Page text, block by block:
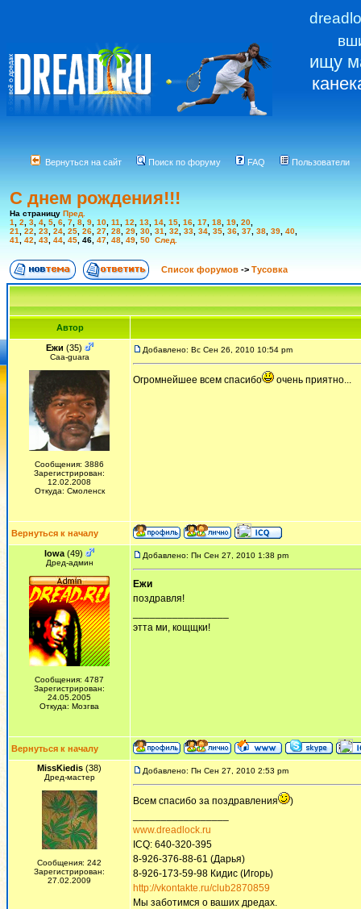
ищу
Вернуться на сайт Поиск по форуму FAQ Пользователи
С днем рождения!!!
На страницу Пред.
1
2 3 4 5 6 7 8 9 10 11 12 13 14 15 16 17 18 19 20
21
22 23 24 25 26 27 28 29 30 31 32 33 34 35 36 37 38 39 40
41
42 43 44 45 46 47 48 49 50 След.
Список форумов -> Тусовка
Автор
Ежи (35)
Сaa-guara
Сообщения: 3886
Зарегистрирован:
12.02.2008
Откуда: Смоленск
Добавлено: Вс Сен 26, 2010 10:54 pm
Огромнейшее всем спасибо очень приятно...
Вернуться к началу
Iowa (49)
Дред-админ
Сообщения: 4787
Зарегистрирован:
24.05.2005
Откуда: Мозгва
Добавлено: Пн Сен 27, 2010 1:38 pm
Ежи
поздравля!
этта ми, кощщки!
Вернуться к началу
MissKiedis (38)
Дред-мастер
Сообщения: 242
Зарегистрирован:
27.02.2009
Добавлено: Пн Сен 27, 2010 2:53 pm
Всем спасибо за поздравления
)
www.dreadlock.ru
ICQ: 640-320-395
8-926-376-88-61 (Дарья)
8-926-173-59-98 Кидис (Игорь)
http://vkontakte.ru/club2870859
Мы заботимся о ваших дредах.